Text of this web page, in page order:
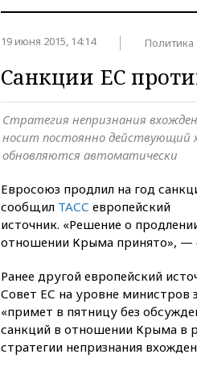
19 июня 2015, 14:14 Политика
Санкции ЕС
Cтратегия непризнания
носит постоянно действующий
обновляются автоматически
Евросоюз продлил на год
сообщил ТАСС европейский
источник. «Решение о
отношении Крыма принято», —
Ранее другой европейский
Совет ЕС на уровне министров
«примет в пятницу без
санкций в отношении Крыма в
стратегии непризнания